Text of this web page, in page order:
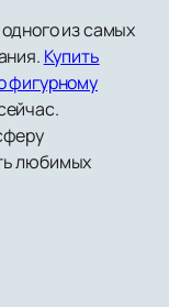
из самых
Купить
фигурному
любимых